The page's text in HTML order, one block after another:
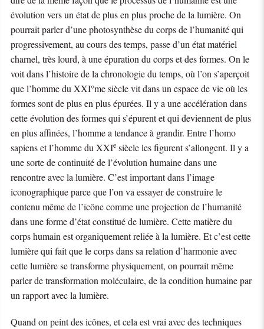
évolution vers un état de plus en plus proche de la lumière. On
pourrait parler d’une photosynthèse du corps de l’humanité qui
progressivement, au cours des temps, passe d’un état matériel
charnel, très lourd, à une épuration du corps et des formes. On le
voit dans l’histoire de la chronologie du temps, où l’on s’aperçoit
que l’homme du XXI°me siècle vit dans un espace de vie où les
formes sont de plus en plus épurées. Il y a une accélération dans
cette évolution des formes qui s’épurent et qui deviennent de plus
en plus affinées, l’homme a tendance à grandir. Entre l’homo
sapiens et l’homme du XXIe siècle les figurent s’allongent. Il y a
une sorte de continuité de l’évolution humaine dans une
rencontre avec la lumière. C’est important dans l’image
iconographique parce que l’on va essayer de construire le
contenu même de l’icône comme une projection de l’humanité
dans une forme d’état constitué de lumière. Cette matière du
corps humain est organiquement reliée à la lumière. Et c’est cette
lumière qui fait que le corps dans sa relation d’harmonie avec
cette lumière se transforme physiquement, on pourrait même
parler de transformation moléculaire, de la condition humaine par
un rapport avec la lumière.
Quand on peint des icônes, et cela est vrai avec des techniques